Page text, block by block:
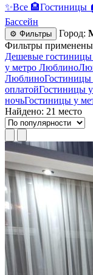
✨Все 🏨Гостиницы
Бассейн
⚙ Фильтры Город:
Фильтры применены
Дешевые
у метро Люблино
ЛюблиноГостиницы
оплатойГостиницы
ночьГостиницы у
Найдено: 21 место